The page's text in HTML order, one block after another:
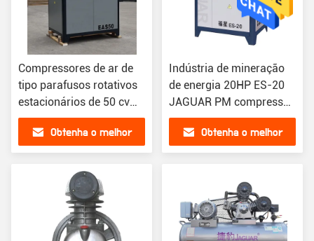
Compressores de ar de
tipo parafusos rotativos
estacionários de 50 cv
Fabricantes com
capacidade de ar de 6,1
m3/min
Obtenha o melhor
Indústria de mineração
de energia 20HP ES-20
JAGUAR PM compressor
de ar de parafuso VSD
Obtenha o melhor